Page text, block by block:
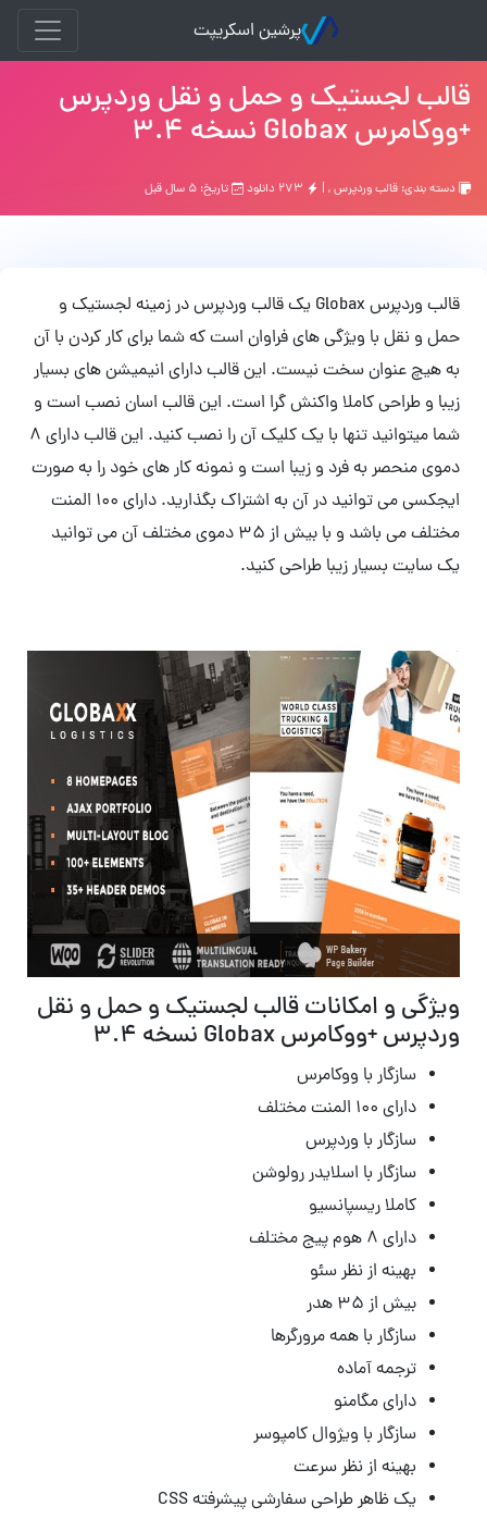
پرشین اسکریپت
قالب لجستیک و حمل و نقل وردپرس
+ووکامرس Globax نسخه 3.4
دسته بندی: قالب وردپرس, | تاریخ: ۵ سال قبل
قالب وردپرس Globax یک قالب وردپرس در زمینه لجستیک و
حمل و نقل با ویژگی های فراوان است که شما برای کار کردن با آن
به هیچ عنوان سخت نیست. این قالب دارای انیمیشن های بسیار
زیبا و طراحی کاملا واکنش گرا است. این قالب اسان نصب است و
شما میتوانید تنها با یک کلیک آن را نصب کنید. این قالب دارای 8
دموی منحصر به فرد و زیبا است و نمونه کار های خود را به صورت
ایجکسی می توانید در آن به اشتراک بگذارید. دارای 100 المنت
مختلف می باشد و با بیش از 35 دموی مختلف آن می توانید
یک سایت بسیار زیبا طراحی کنید.
ویژگی و امکانات قالب لجستیک و حمل و نقل
وردپرس +ووکامرس Globax نسخه 3.4
سازگار با ووکامرس
دارای ۱۰۰ المنت مختلف
سازگار با وردپرس
سازگار با اسلایدر رولوشن
کاملا ریسپانسیو
دارای ۸ هوم پیج مختلف
بهینه از نظر سئو
بیش از ۳۵ هدر
سازگار با همه مرورگرها
ترجمه آماده
دارای مگامنو
سازگار با ویژوال کامپوسر
بهینه از نظر سرعت
یک ظاهر طراحی سفارشی پیشرفته CSS